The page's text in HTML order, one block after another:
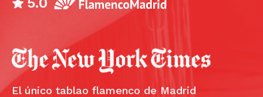
El único tablao flamenco de Madrid